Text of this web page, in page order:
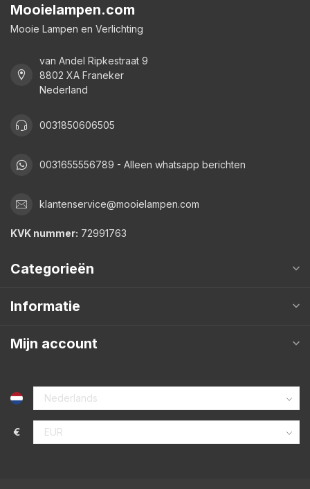
Mooielampen.com
Mooie Lampen en Verlichting
van Andel Ripkestraat 9
8802 XA Franeker
Nederland
0031850606505
0031655556789 - Alleen whatsapp berichten
klantenservice@mooielampen.com
KVK nummer: 72991763
Categorieën
Informatie
Mijn account
€